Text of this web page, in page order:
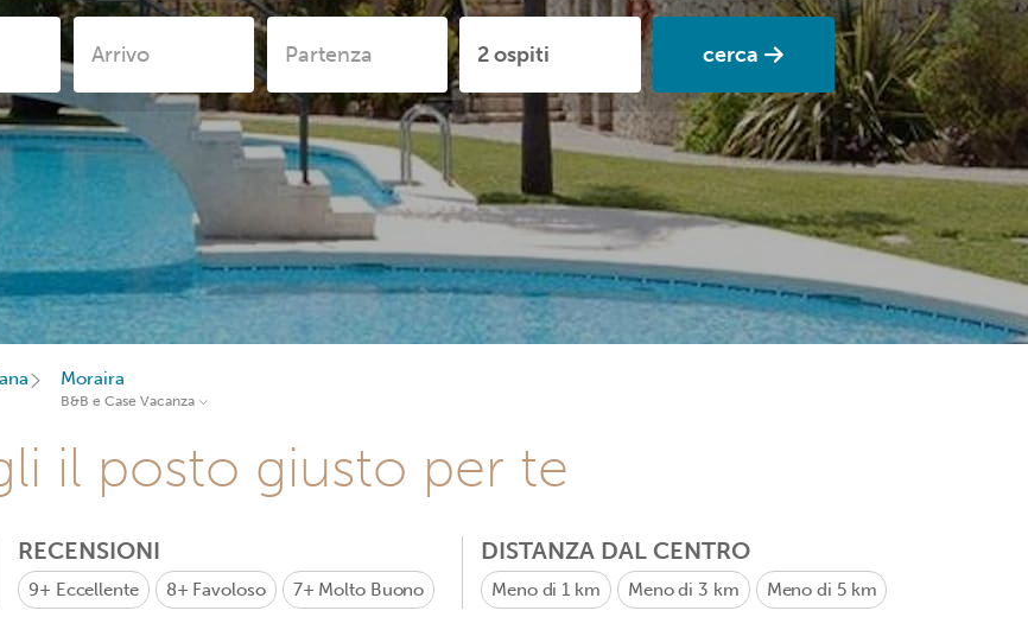
cerca
Moraira
B&B e Case Vacanza
il posto giusto per te
RECENSIONI
9+ Eccellente 8+ Favoloso 7+ Molto Buono
DISTANZA DAL CENTRO
Meno di 1 km Meno di 3 km Meno di 5 km